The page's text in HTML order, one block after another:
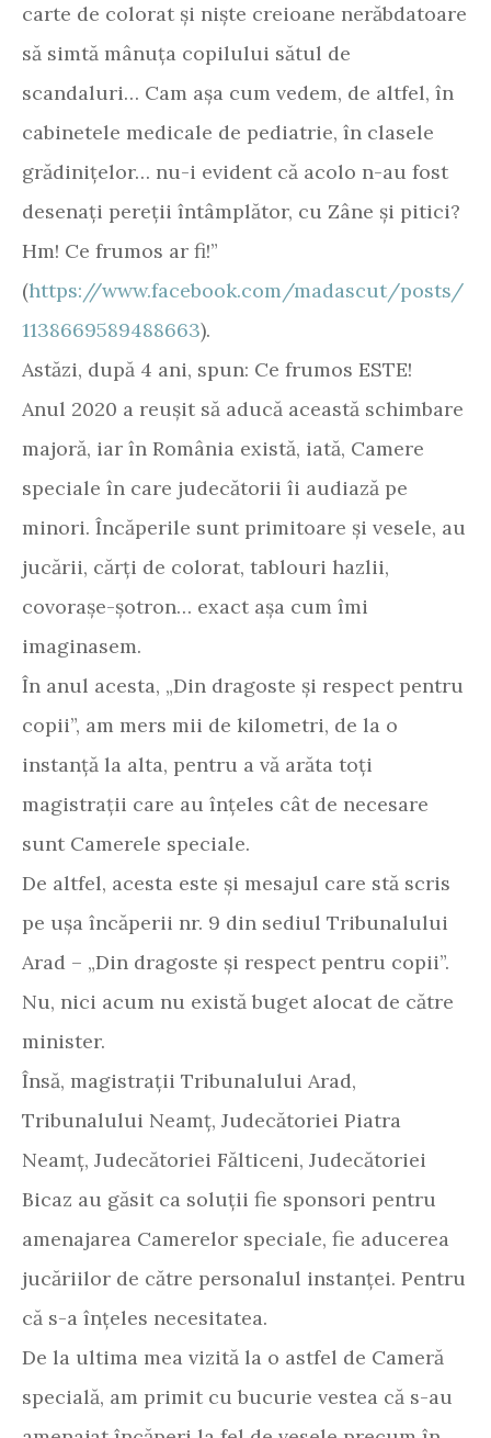
carte de colorat și niște creioane nerăbdatoare
să simtă mânuța copilului sătul de
scandaluri… Cam așa cum vedem, de altfel, în
cabinetele medicale de pediatrie, în clasele
grădinițelor… nu-i evident că acolo n-au fost
desenați pereții întâmplător, cu Zâne și pitici?
Hm! Ce frumos ar fi!”
(https://www.facebook.com/madascut/posts/
1138669589488663).
Astăzi, după 4 ani, spun: Ce frumos ESTE!
Anul 2020 a reușit să aducă această schimbare
majoră, iar în România există, iată, Camere
speciale în care judecătorii îi audiază pe
minori. Încăperile sunt primitoare și vesele, au
jucării, cărți de colorat, tablouri hazlii,
covorașe-șotron… exact așa cum îmi
imaginasem.
În anul acesta, „Din dragoste și respect pentru
copii”, am mers mii de kilometri, de la o
instanță la alta, pentru a vă arăta toți
magistrații care au înțeles cât de necesare
sunt Camerele speciale.
De altfel, acesta este și mesajul care stă scris
pe ușa încăperii nr. 9 din sediul Tribunalului
Arad – „Din dragoste și respect pentru copii”.
Nu, nici acum nu există buget alocat de către
minister.
Însă, magistrații Tribunalului Arad,
Tribunalului Neamț, Judecătoriei Piatra
Neamț, Judecătoriei Fălticeni, Judecătoriei
Bicaz au găsit ca soluții fie sponsori pentru
amenajarea Camerelor speciale, fie aducerea
jucăriilor de către personalul instanței. Pentru
că s-a înțeles necesitatea.
De la ultima mea vizită la o astfel de Cameră
specială, am primit cu bucurie vestea că s-au